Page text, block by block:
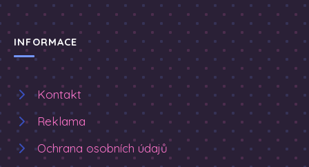
INFORMACE
Kontakt
Reklama
Ochrana osobních údajů